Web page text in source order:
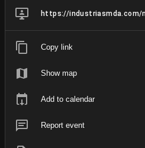
https://industriasmda.com/
Copy link
Show map
Add to calendar
Report event